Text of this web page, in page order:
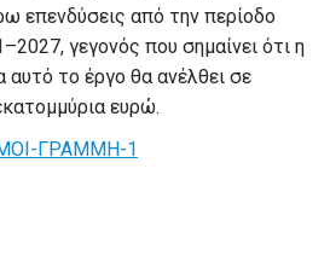
επενδύσεις από την περίοδο
γεγονός που σημαίνει ότι η
αυτό το έργο θα ανέλθει σε
ευρώ.
ΓΡΑΜΜΗ-1